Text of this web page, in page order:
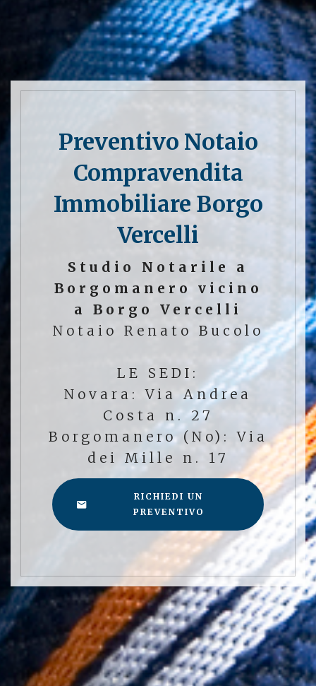
Preventivo Notaio
Compravendita
Immobiliare Borgo
Vercelli
Studio Notarile a
Borgomanero vicino
a Borgo Vercelli
Notaio Renato Bucolo
LE SEDI:
Novara: Via Andrea
Costa n. 27
Borgomanero (No): Via
dei Mille n. 17
RICHIEDI UN
PREVENTIVO